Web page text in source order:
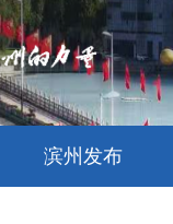
滨州发布